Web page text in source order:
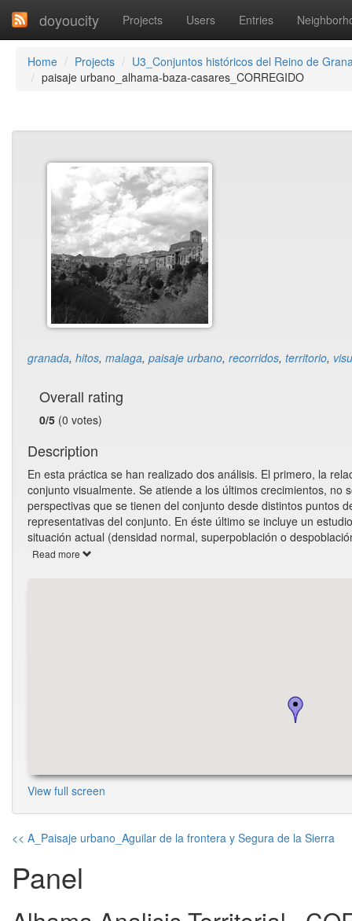
doyoucity Projects Users Entries
Home Projects
U3_Conjuntos históricos del Reino de
paisaje urbano_alhama-baza-casares_CORREGIDO
granada, hitos, malaga, paisaje urbano, recorridos, territorio,
Overall rating
0/5 (0 votes)
Description
En esta práctica se han realizado dos análisis. El primero, la
conjunto visualmente. Se atiende a los últimos crecimientos,
perspectivas que se tienen del conjunto desde distintos puntos
representativas del conjunto. En éste último se incluye un
situación actual (densidad normal, superpoblación o
Read more
View full screen
<< A_Paisaje urbano_Aguilar de la frontera y Segura de la Sierra
Panel